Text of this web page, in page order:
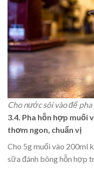
Cho nước sôi vào để
3.4. Pha hỗn hợp muối
thơm ngon, chuẩn vị
Cho 5g muối vào 200ml
sữa đánh bông hỗn hợp